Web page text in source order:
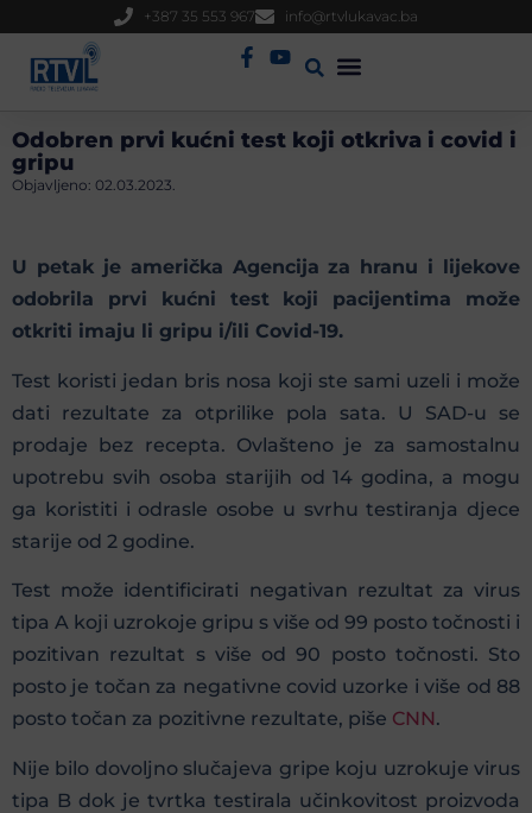
+387 35 553 967 info@rtvlukavac.ba
Odobren prvi kućni test koji otkriva i covid i
gripu
Objavljeno: 02.03.2023.
U petak je američka Agencija za hranu i lijekove
odobrila prvi kućni test koji pacijentima može
otkriti imaju li gripu i/ili Covid-19.
Test koristi jedan bris nosa koji ste sami uzeli i može
dati rezultate za otprilike pola sata. U SAD-u se
prodaje bez recepta. Ovlašteno je za samostalnu
upotrebu svih osoba starijih od 14 godina, a mogu
ga koristiti i odrasle osobe u svrhu testiranja djece
starije od 2 godine.
Test može identificirati negativan rezultat za virus
tipa A koji uzrokoje gripu s više od 99 posto točnosti i
pozitivan rezultat s više od 90 posto točnosti. Sto
posto je točan za negativne covid uzorke i više od 88
posto točan za pozitivne rezultate, piše CNN.
Nije bilo dovoljno slučajeva gripe koju uzrokuje virus
tipa B dok je tvrtka testirala učinkovitost proizvoda